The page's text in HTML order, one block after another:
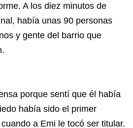
A los diez minutos de
había unas 90 personas
y gente del barrio que
porque sentí que él había
había sido el primer
a Emi le tocó ser titular.